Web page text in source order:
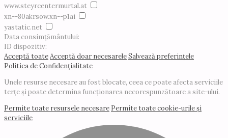
www.steyrcentermurtal.at
xn--80akrsow.xn--p1ai
yastatic.net
Data consimțământului:
ID dispozitiv:
Acceptă toateAcceptă doar necesareleSalvează preferințele
Politica de Confidențialitate
Unele resurse necesare au fost blocate, ceea ce poate afecta serviciile
terțe și poate determina funcționarea necorespunzătoare a site-ului.
Permite toate resursele necesare Permite toate cookie-urile și
serviciile